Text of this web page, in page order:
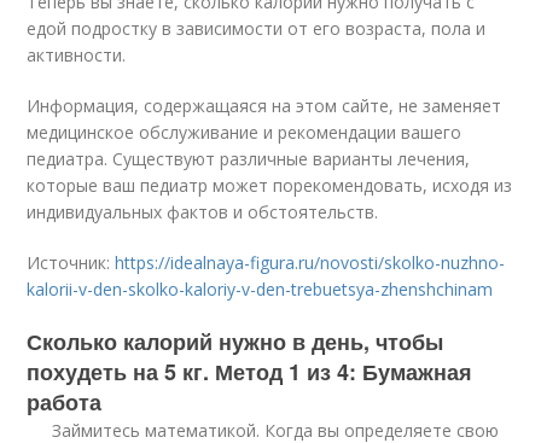
едой подростку в зависимости от его возраста, пола и
активности.
Информация, содержащаяся на этом сайте, не заменяет
медицинское обслуживание и рекомендации вашего
педиатра. Существуют различные варианты лечения,
которые ваш педиатр может порекомендовать, исходя из
индивидуальных фактов и обстоятельств.
Источник:https://idealnaya-figura.ru/novosti/skolko-nuzhno-
kalorii-v-den-skolko-kaloriy-v-den-trebuetsya-zhenshchinam
Сколько калорий нужно в день, чтобы
похудеть на 5 кг. Метод 1 из 4: Бумажная
работа
Займитесь математикой. Когда вы определяете свою